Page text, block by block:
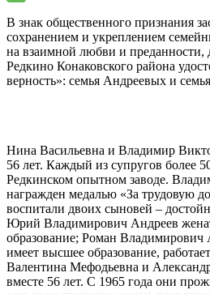
В знак общественного признания
сохранением и укреплением
на взаимной любви и преданности,
Редкино Конаковского района
верность»: семья Андреевых и
Нина Васильевна и Владимир
56 лет. Каждый из супругов более
Редкинском опытном заводе.
награжден медалью «За трудовую
воспитали двоих сыновей –
Юрий Владимирович Андреев
образование; Роман Владимирович
имеет высшее образование,
Валентина Мефодьевна и
вместе 56 лет. С 1965 года они